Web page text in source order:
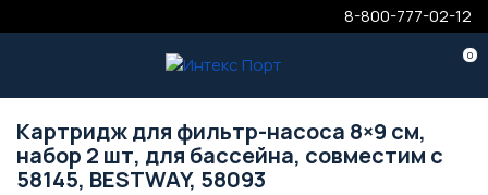
8-800-777-02-12
0
Картридж для фильтр-насоса 8×9 см,
набор 2 шт, для бассейна, совместим с
58145, BESTWAY, 58093